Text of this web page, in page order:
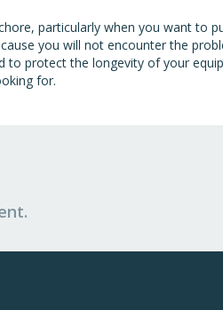
particularly when you want to
you will not encounter the
protect the longevity of your
for.